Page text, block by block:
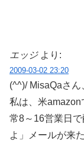
エッジ より:
2009-03-02 23:20
(^^)/ MisaQaさん
私は、米amazon
常8～16営業日
よ」メールが来